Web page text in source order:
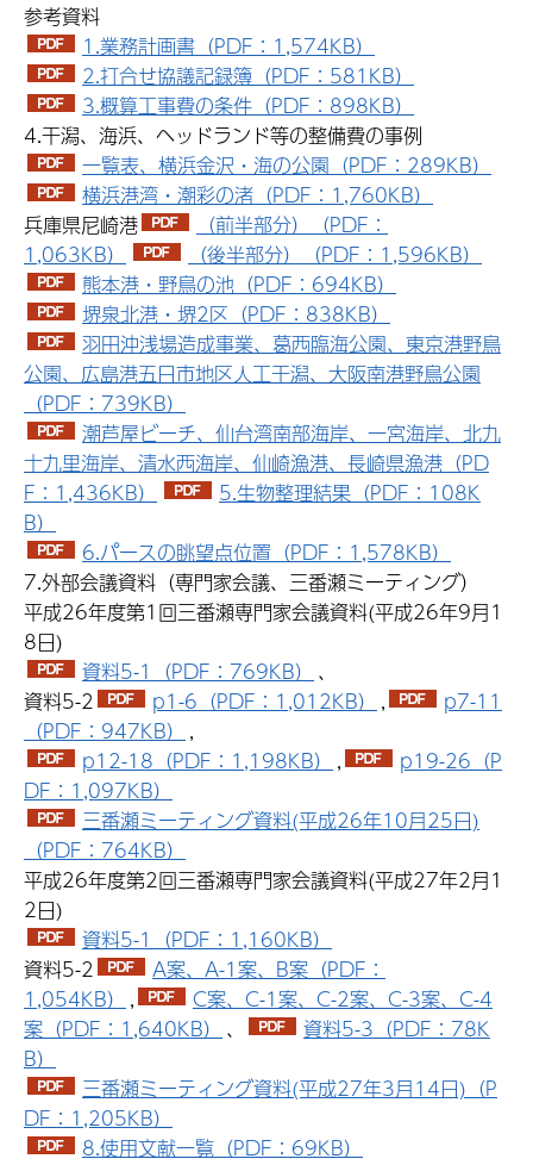
参考資料
1.業務計画書（PDF：1,574KB）
2.打合せ協議記録簿（PDF：581KB）
3.概算工事費の条件（PDF：898KB）
4.干潟、海浜、ヘッドランド等の整備費の事例
一覧表、横浜金沢・海の公園（PDF：289KB）
横浜港湾・潮彩の渚（PDF：1,760KB）
兵庫県尼崎港
（前半部分）（PDF：
1,063KB）
（後半部分）（PDF：1,596KB）
熊本港・野鳥の池（PDF：694KB）
堺泉北港・堺2区（PDF：838KB）
羽田沖浅場造成事業、葛西臨海公園、東京港野鳥
公園、広島港五日市地区人工干潟、大阪南港野鳥公園
（PDF：739KB）
潮芦屋ビーチ、仙台湾南部海岸、一宮海岸、北九
十九里海岸、清水西海岸、仙崎漁港、長崎県漁港（PD
F：1,436KB）
5.生物整理結果（PDF：108K
B）
6.パースの眺望点位置（PDF：1,578KB）
7.外部会議資料（専門家会議、三番瀬ミーティング）
平成26年度第1回三番瀬専門家会議資料(平成26年9月1
8日)
資料5-1（PDF：769KB） 、
資料5-2
p1-6（PDF：1,012KB） ,
p7-11
（PDF：947KB） ,
p12-18（PDF：1,198KB） ,
p19-26（P
DF：1,097KB）
三番瀬ミーティング資料(平成26年10月25日)
（PDF：764KB）
平成26年度第2回三番瀬専門家会議資料(平成27年2月1
2日)
資料5-1（PDF：1,160KB）
資料5-2
A案、A-1案、B案（PDF：
1,054KB） ,
C案、C-1案、C-2案、C-3案、C-4
案（PDF：1,640KB） 、
資料5-3（PDF：78K
B）
三番瀬ミーティング資料(平成27年3月14日)（P
DF：1,205KB）
8.使用文献一覧（PDF：69KB）